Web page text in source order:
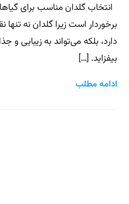
انتخاب گلدان مناسب برای
برخوردار است زیرا گلدان نه
دارد، بلکه می‌تواند به زیبایی و
بیفزاید. […]
ادامه مطلب